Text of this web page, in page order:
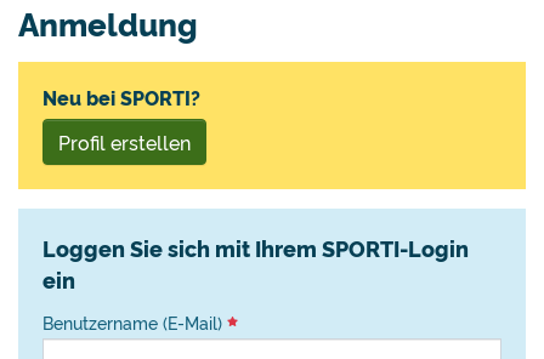
Anmeldung
Neu bei SPORTI?
Profil erstellen
Loggen Sie sich mit Ihrem SPORTI-Login
ein
Benutzername (E-Mail)